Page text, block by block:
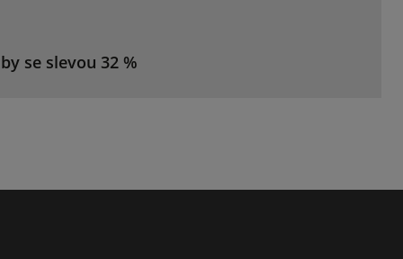
se slevou 32 %